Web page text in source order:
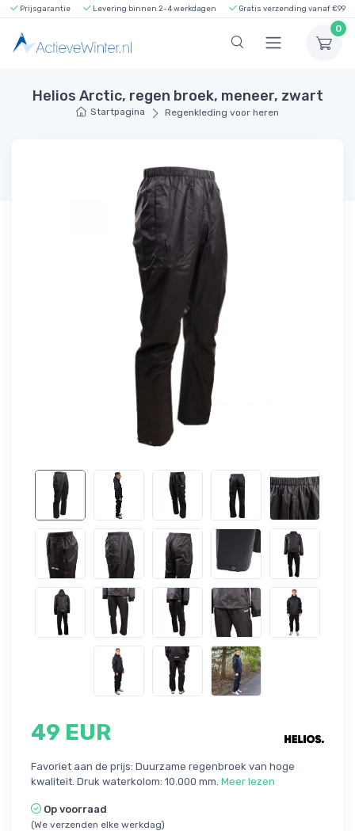
Prijsgarantie Levering binnen 2-4 werkdagen Gratis verzending vanaf €99
0
Helios Arctic, regen broek, meneer, zwart
Startpagina Regenkleding voor heren
49 EUR
Favoriet aan de prijs: Duurzame regenbroek van hoge
kwaliteit. Druk waterkolom: 10.000 mm. Meer lezen
Op voorraad
(We verzenden elke werkdag)